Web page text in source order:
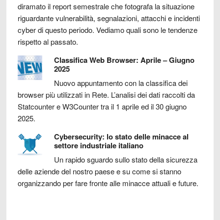
diramato il report semestrale che fotografa la situazione
riguardante vulnerabilità, segnalazioni, attacchi e incidenti
cyber di questo periodo. Vediamo quali sono le tendenze
rispetto al passato.
Classifica Web Browser: Aprile – Giugno
2025
Nuovo appuntamento con la classifica dei
browser più utilizzati in Rete. L’analisi dei dati raccolti da
Statcounter e W3Counter tra il 1 aprile ed il 30 giugno
2025.
Cybersecurity: lo stato delle minacce al
settore industriale italiano
Un rapido sguardo sullo stato della sicurezza
delle aziende del nostro paese e su come si stanno
organizzando per fare fronte alle minacce attuali e future.